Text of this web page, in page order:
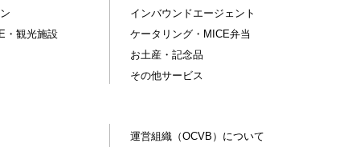
・観光施設
インバウンドエージェント
ケータリング・MICE弁当
お土産・記念品
その他サービス
運営組織（OCVB）について